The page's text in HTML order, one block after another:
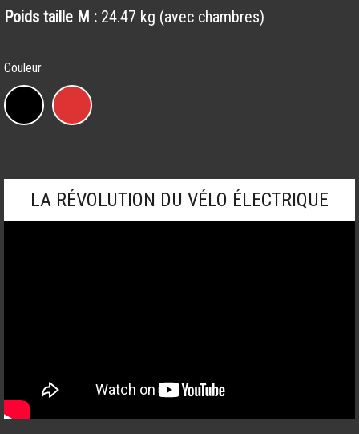
Poids taille M : 24.47 kg (avec chambres)
Couleur
LA RÉVOLUTION DU VÉLO ÉLECTRIQUE